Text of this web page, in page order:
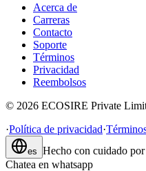
Acerca de
Carreras
Contacto
Soporte
Términos
Privacidad
Reembolsos
© 2026 ECOSIRE Private
·Política de privacidad·
es Hecho con cuidado por
Chatea en whatsapp